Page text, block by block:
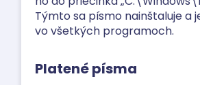
Týmto sa písmo nainštaluje a
vo všetkých programoch.
Platené písma